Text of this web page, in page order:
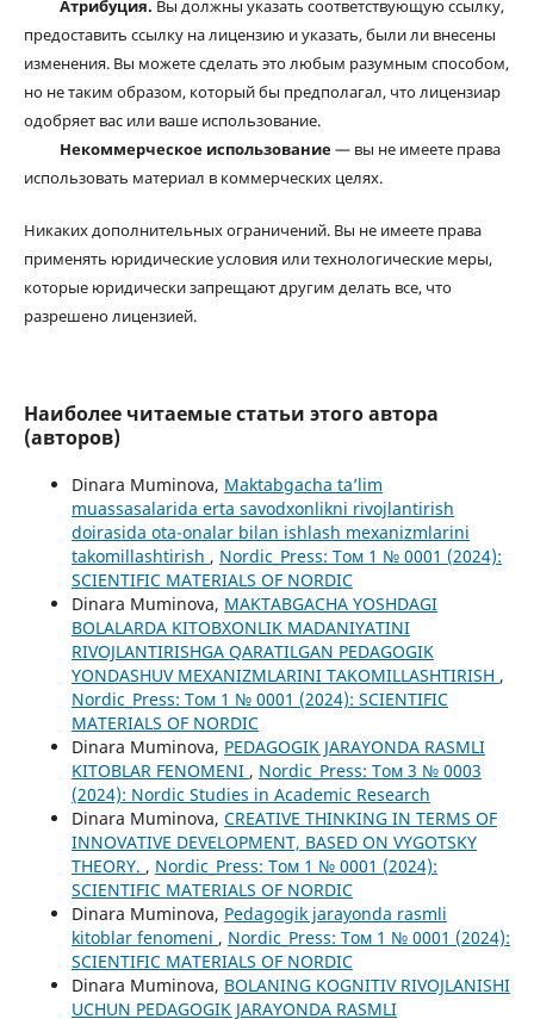
Атрибуция. Вы должны указать соответствующую ссылку,
предоставить ссылку на лицензию и указать, были ли внесены
изменения. Вы можете сделать это любым разумным способом,
но не таким образом, который бы предполагал, что лицензиар
одобряет вас или ваше использование.
Некоммерческое использование— вы не имеете права
использовать материал в коммерческих целях.
Никаких дополнительных ограничений. Вы не имеете права
применять юридические условия или технологические меры,
которые юридически запрещают другим делать все, что
разрешено лицензией.
Наиболее читаемые статьи этого автора
(авторов)
Dinara Muminova, Maktabgacha ta’lim
muassasalarida erta savodxonlikni rivojlantirish
doirasida ota-onalar bilan ishlash mexanizmlarini
takomillashtirish , Nordic_Press: Том 1 № 0001 (2024):
SCIENTIFIC MATERIALS OF NORDIC
Dinara Muminova, MAKTABGACHA YOSHDAGI
BOLALARDA KITOBXONLIK MADANIYATINI
RIVOJLANTIRISHGA QARATILGAN PEDAGOGIK
YONDASHUV MEXANIZMLARINI TAKOMILLASHTIRISH ,
Nordic_Press: Том 1 № 0001 (2024): SCIENTIFIC
MATERIALS OF NORDIC
Dinara Muminova, PEDAGOGIK JARAYONDA RASMLI
KITOBLAR FENOMENI , Nordic_Press: Том 3 № 0003
(2024): Nordic Studies in Academic Research
Dinara Muminova, CREATIVE THINKING IN TERMS OF
INNOVATIVE DEVELOPMENT, BASED ON VYGOTSKY
THEORY. , Nordic_Press: Том 1 № 0001 (2024):
SCIENTIFIC MATERIALS OF NORDIC
Dinara Muminova, Pedagogik jarayonda rasmli
kitoblar fenomeni , Nordic_Press: Том 1 № 0001 (2024):
SCIENTIFIC MATERIALS OF NORDIC
Dinara Muminova, BOLANING KOGNITIV RIVOJLANISHI
UCHUN PEDAGOGIK JARAYONDA RASMLI